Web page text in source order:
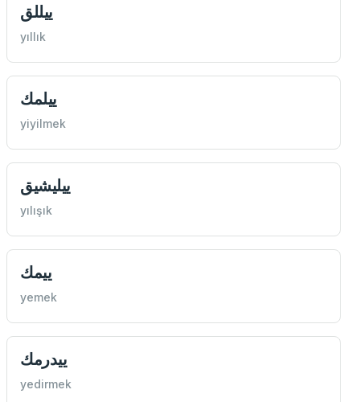
ییللق
yıllık
ییلمك
yiyilmek
ییليشيق
yılışık
ییمك
yemek
ییدرمك
yedirmek